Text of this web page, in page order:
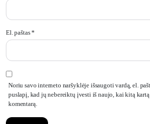
El. paštas*
Noriu savo interneto naršyklėje išsaugoti vardą, el.
puslapį, kad jų nebereiktų įvesti iš naujo, kai kitą
komentarą.